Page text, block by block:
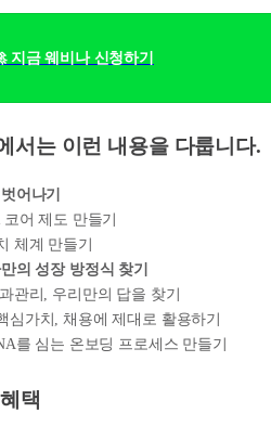
지금 웨비나 신청하기
서는 이런 내용을 다룹니다.
어나기
어 제도 만들기
체계 만들기
의 성장 방정식 찾기
관리, 우리만의 답을 찾기
심가치, 채용에 제대로 활용하기
를 심는 온보딩 프로세스 만들기
택